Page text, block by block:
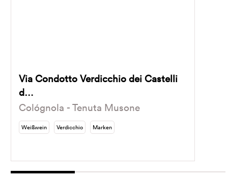
Via Condotto Verdicchio dei Castelli
d…
Cológnola - Tenuta Musone
Weißwein Verdicchio Marken